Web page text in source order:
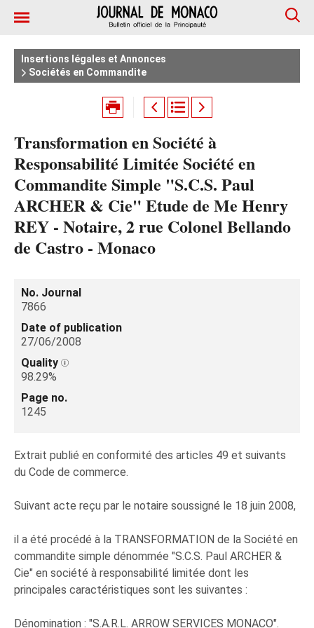
Insertions légales et Annonces
Sociétés en Commandite
Transformation en Société à
Responsabilité Limitée Société en
Commandite Simple "S.C.S. Paul
ARCHER & Cie" Etude de Me Henry
REY - Notaire, 2 rue Colonel Bellando
de Castro - Monaco
No. Journal
7866
Date of publication
27/06/2008
Quality
98.29%
Page no.
1245
Extrait publié en conformité des articles 49 et suivants
du Code de commerce.
Suivant acte reçu par le notaire soussigné le 18 juin 2008,
il a été procédé à la TRANSFORMATION de la Société en
commandite simple dénommée "S.C.S. Paul ARCHER &
Cie" en société à responsabilité limitée dont les
principales caractéristiques sont les suivantes :
Dénomination : "S.A.R.L. ARROW SERVICES MONACO".